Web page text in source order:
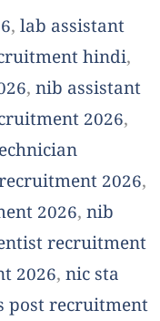
,lab assistant
hindi,
, nib assistant
2026,
2026,
2026, nib
recruitment
2026, nic sta
post recruitment